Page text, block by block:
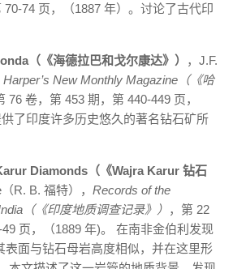
70-74 页，（1887 年）。讨论了古代印
（《海德拉巴和戈尔康达》）
，J.F.
Harper’s New Monthly Magazine（《哈
76 卷，第 453 期，第 440-449 页，
供了印度许多历史悠久的著名钻石矿所
Diamonds（《Wajra Karur 钻石
R. B. 福特）， Records of the
（《印度地质调查记录》） ，第 22
页，（1889 年)。 在南非金伯利发现
表面与钻石母岩高度相似，并在这里形